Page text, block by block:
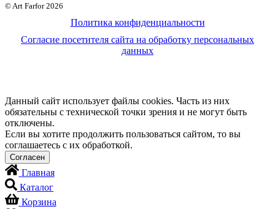
© Art Farfor 2026
Политика конфиденциальности
Согласие посетителя сайта на обработку персональных
данных
Данный сайт использует файлы cookies. Часть из них
обязательны с технической точки зрения и не могут быть
отключены.
Если вы хотите продолжить пользоваться сайтом, то вы
соглашаетесь с их обработкой.
Главная
Каталог
Корзина